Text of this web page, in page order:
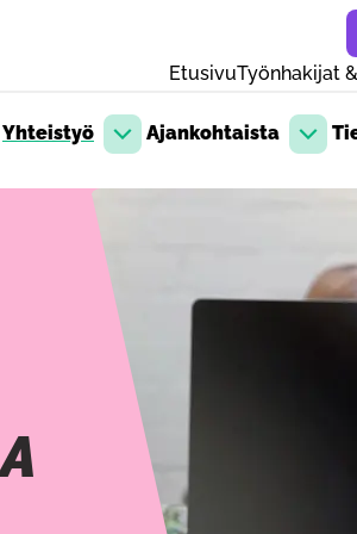
EtusivuTyönhakijat
pudotusvalikko
Yhteistyö
Avaa pudotusvalikko
Ajankohtaista
Avaa